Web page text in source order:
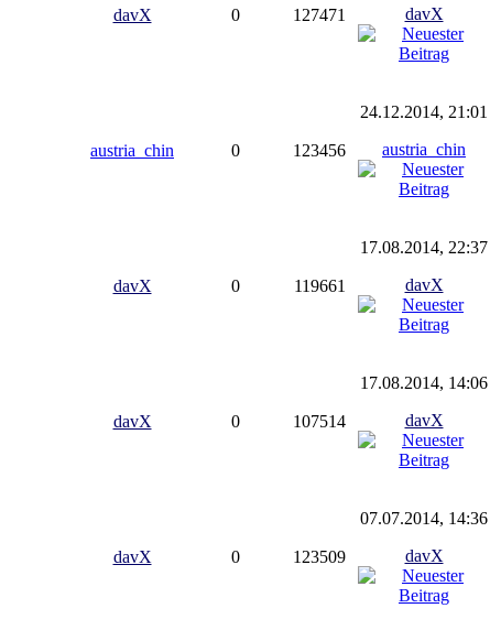
davX 0 127471
davX
austria_chin 0 123456
24.12.2014, 21:01
austria_chin
davX 0 119661
17.08.2014, 22:37
davX
davX 0 107514
17.08.2014, 14:06
davX
davX 0 123509
07.07.2014, 14:36
davX